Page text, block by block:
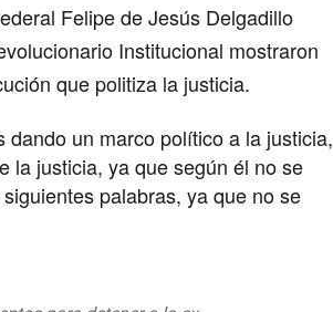
Felipe de Jesús Delgadillo
Institucional mostraron
que politiza la justicia.
un marco político a la justicia,
la justicia, ya que según él no se
palabras, ya que no se